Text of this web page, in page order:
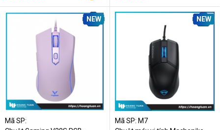
NEW
Mã SP:
NEW
Mã SP: M7